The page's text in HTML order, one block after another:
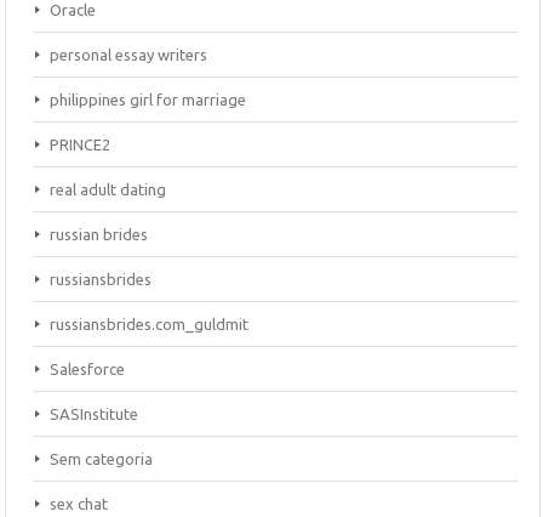
Oracle
personal essay writers
philippines girl for marriage
PRINCE2
real adult dating
russian brides
russiansbrides
russiansbrides.com_guldmit
Salesforce
SASInstitute
Sem categoria
sex chat